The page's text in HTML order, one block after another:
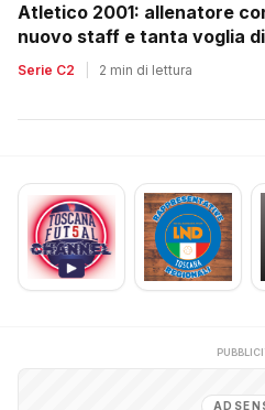
Atletico 2001: allenatore
nuovo staff e tanta voglia
dopo la retrocessione
Serie C2 2 min di lettura